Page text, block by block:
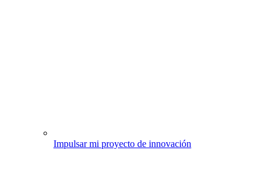
Impulsar mi proyecto de innovación